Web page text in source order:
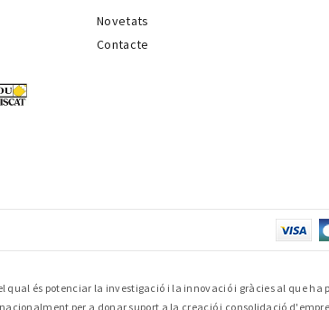
Novetats
Contacte
qual és potenciar la investigació i la innovació i gràcies al que ha
per a donar suport a la creació i consolidació